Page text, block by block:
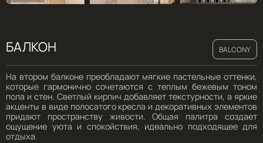
БАЛКОН BALCONY
На втором балконе преобладают мягкие пастельные оттенки,
которые гармонично сочетаются с теплым бежевым тоном
пола и стен. Светлый кирпич добавляет текстурности, а яркие
акценты в виде полосатого кресла и декоративных элементов
придают пространству живости. Общая палитра создает
ощущение уюта и спокойствия, идеально подходящее для
отдыха.